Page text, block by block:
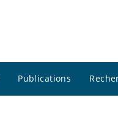
Publications